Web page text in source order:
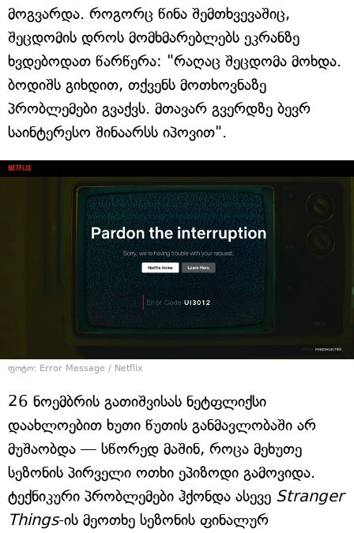
მოგვარდა. როგორც წინა შემთხვევაშიც,
შეცდომის დროს მომხმარებლებს ეკრანზე
ხვდებოდათ წარწერა: "რაღაც შეცდომა მოხდა.
ბოდიშს გიხდით, თქვენს მოთხოვნაზე
პრობლემები გვაქვს. მთავარ გვერდზე ბევრ
საინტერესო შინაარსს იპოვით".
ფოტო: Error Message / Netflix
26 ნოემბრის გათიშვისას ნეტფლიქსი
დაახლოებით ხუთი წუთის განმავლობაში არ
მუშაობდა — სწორედ მაშინ, როცა მეხუთე
სეზონის პირველი ოთხი ეპიზოდი გამოვიდა.
ტექნიკური პრობლემები ჰქონდა ასევე Stranger
Things-ის მეოთხე სეზონის ფინალურ